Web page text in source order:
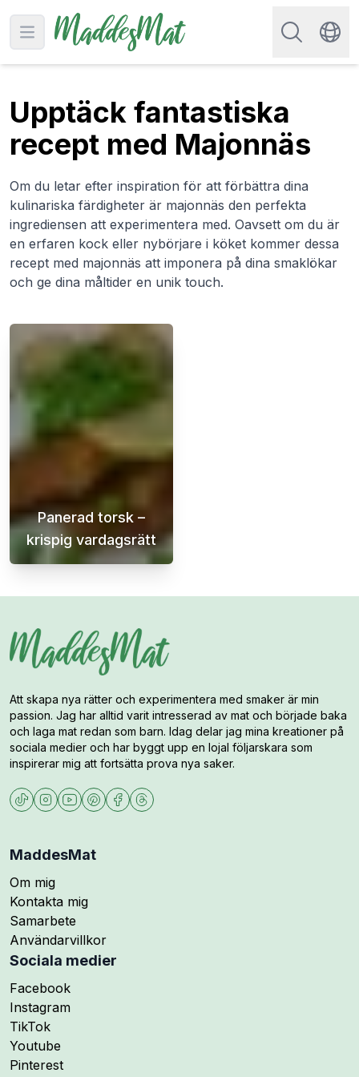
Open main menu
Sök efter
Upptäck fantastiska
recept med Majonnäs
Om du letar efter inspiration för att förbättra dina
kulinariska färdigheter är majonnäs den perfekta
ingrediensen att experimentera med. Oavsett om du är
en erfaren kock eller nybörjare i köket kommer dessa
recept med majonnäs att imponera på dina smaklökar
och ge dina måltider en unik touch.
Panerad torsk –
krispig vardagsrätt
Krispig panerad torsk med dillsås och
Att skapa nya rätter och experimentera med smaker är min
passion. Jag har alltid varit intresserad av mat och började baka
och laga mat redan som barn. Idag delar jag mina kreationer på
sociala medier och har byggt upp en lojal följarskara som
inspirerar mig att fortsätta prova nya saker.
MaddesMat
Om mig
Kontakta mig
Samarbete
Användarvillkor
Sociala medier
Följ mig på
Facebook
Följ mig på
Instagram
Följ mig på
TikTok
Följ mig på
Youtube
Följ mig på
Pinterest